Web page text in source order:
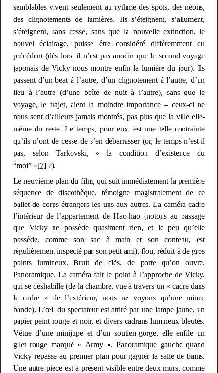
semblables vivent seulement au rythme des spots, des néons,
des clignotements de lumières. Ils s’éteignent, s’allument,
s’éteignent, sans cesse, sans que la nouvelle extinction, le
nouvel éclairage, puisse être considéré différemment du
précédent (dès lors, il n’est pas anodin que le second voyage
japonais de Vicky nous montre enfin la lumière du jour). Ils
passent d’unbeat à l’autre, d’un clignotement à l’autre, d’un
lieu à l’autre (d’une boîtede nuit à l’autre), sans que le
voyage, le trajet, aient la moindre importance – ceux-ci ne
nous sont d’ailleurs jamais montrés, pas plus que la ville elle-
même du reste. Le temps, pour eux, est une telle contrainte
qu’ils n’ont de cesse de s’en débarrasser (or, le temps n’est-il
pas, selon Tarkovski, « la condition d’existence du
“moi” »[7]?).
Le neuvième plan du film, qui suit immédiatement la première
séquence de discothèque, témoigne magistralement de ce
ballet de corps étrangers les uns aux autres. La caméra cadre
l’intérieur de l’appartement de Hao-hao (notons au passage
que Vicky ne possède quasiment rien, et le peu qu’elle
possède, comme son sac à main et son contenu, est
régulièrement inspecté par son petit ami), flou, réduit à de gros
points lumineux. Bruit de clés, de porte qu’on ouvre.
Panoramique. La caméra fait le point à l’approche de Vicky,
qui se déshabille (de la chambre, vue à travers un « cadre dans
le cadre » de l’extérieur, nous ne voyons qu’une mince
bande). L’œil du spectateur est attiré par une lampe jaune, un
papier peint rouge et noir, et divers cadrans lumineux bleutés.
Vêtue d’une minijupe et d’un soutien-gorge, elle enfile un
gilet rouge marqué « Army ». Panoramique gauche quand
Vicky repasse au premier plan pour gagner la salle de bains.
Une autre pièce est à présent visible entre deux murs, comme